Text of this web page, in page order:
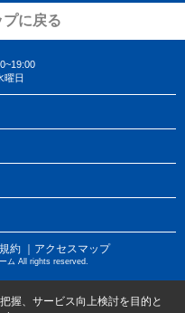
に戻る
曜日
約 ｜アクセスマップ
ム All rights reserved.
握、サービス向上検討を目的と